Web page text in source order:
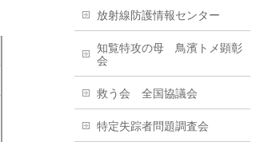
放射線防護情報センター
知覧特攻の母 鳥濱トメ顕彰
会
救う会 全国協議会
特定失踪者問題調査会